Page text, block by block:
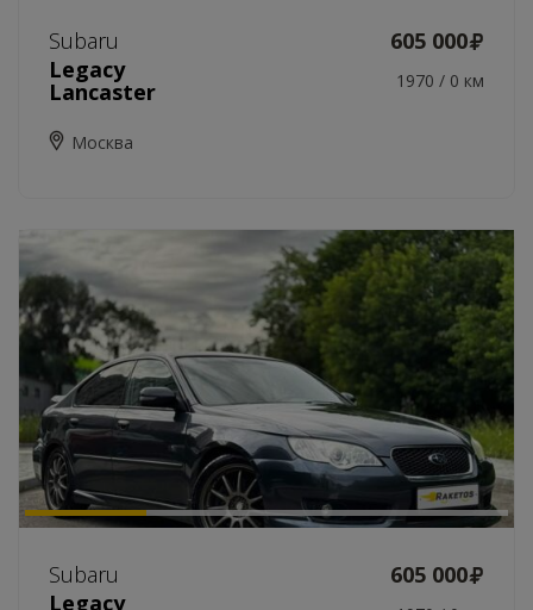
Subaru
605 000
Legacy
Lancaster 1970 / 0 км
Москва
Subaru
605 000
Legacy